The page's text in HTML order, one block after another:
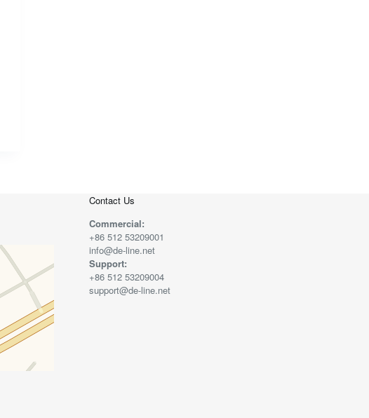
Contact Us
Commercial:
+86 512 53209001
info@de-line.net
Support:
+86 512 53209004
support@de-line.net